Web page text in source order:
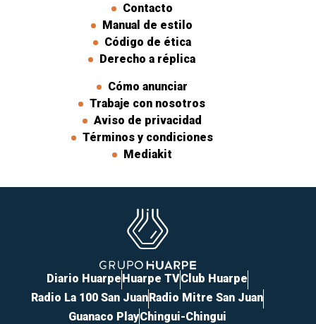
Contacto
Manual de estilo
Código de ética
Derecho a réplica
Cómo anunciar
Trabaje con nosotros
Aviso de privacidad
Términos y condiciones
Mediakit
Diario HuarpeHuarpe TVClub Huarpe
Radio La 100 San JuanRadio Mitre San Juan
Guanaco PlayChingui-Chingui